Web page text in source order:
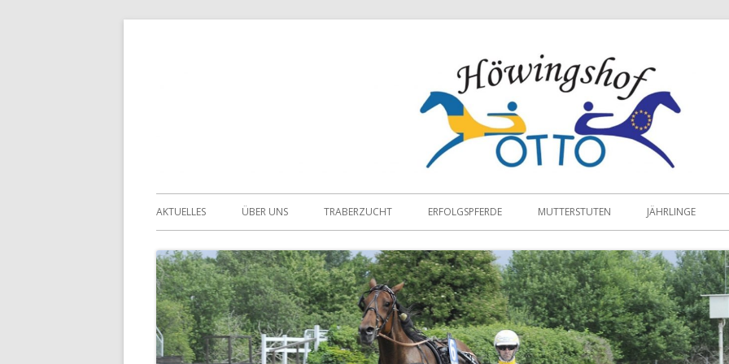
Primäres
Menü
AKTUELLES ÜBER UNS TRABERZUCHT ERFOLGSPFERDE MUTTERSTUTEN JÄHRLINGE